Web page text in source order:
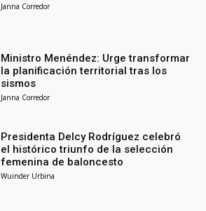
Janna Corredor
Ministro Menéndez: Urge transformar
la planificación territorial tras los
sismos
Janna Corredor
Presidenta Delcy Rodríguez celebró
el histórico triunfo de la selección
femenina de baloncesto
Wuinder Urbina